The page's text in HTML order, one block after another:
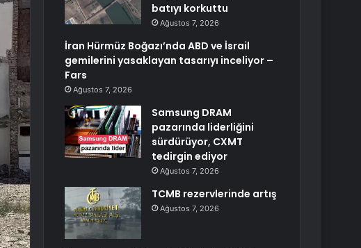
batıyı korkuttu
Ağustos 7, 2026
İran Hürmüz Boğazı’nda ABD ve İsrail
gemilerini yasaklayan tasarıyı inceliyor –
Fars
Ağustos 7, 2026
Samsung DRAM
pazarında liderliğini
sürdürüyor, CXMT
tedirgin ediyor
Ağustos 7, 2026
TCMB rezervlerinde artış
Ağustos 7, 2026